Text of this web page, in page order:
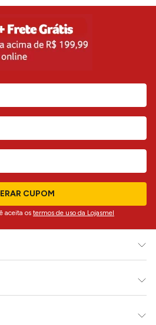
CUPOM
aceita os termos de uso da Lojasmel